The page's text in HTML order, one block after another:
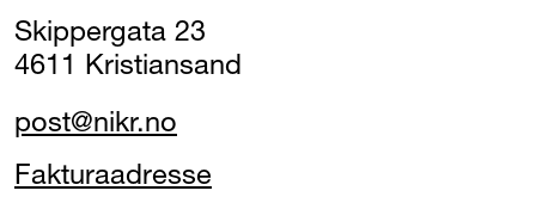
Skippergata 23
4611 Kristiansand
post@nikr.no
Fakturaadresse